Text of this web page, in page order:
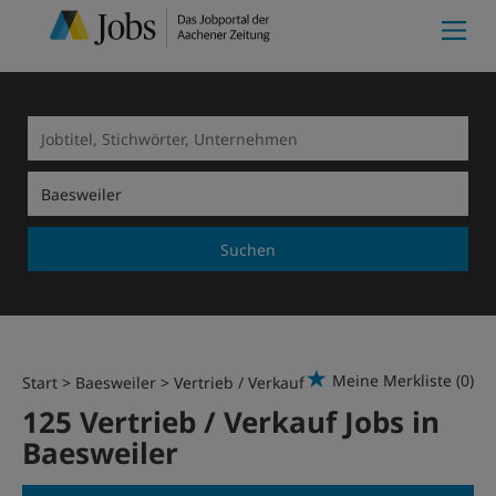
Suchen
Start Baesweiler Vertrieb / Verkauf Meine Merkliste (0)
125 Vertrieb / Verkauf Jobs in
Baesweiler